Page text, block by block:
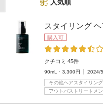
人気順
スタイリング
購入可
クチコミ 45件
90mL・3,300円
2024/
その他ヘアスタイリング
アウトバストリートメン